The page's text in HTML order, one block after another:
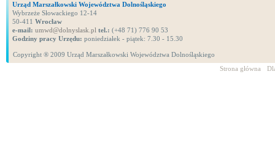
Urząd Marszałkowski Województwa Dolnośląskiego
Wybrzeże Słowackiego 12-14
50-411 Wrocław
e-mail: umwd@dolnyslask.pl tel.: (+48 71) 776 90 53
Godziny pracy Urzędu: poniedziałek - piątek: 7.30 - 15.30
Copyright ® 2009 Urząd Marszałkowski Województwa Dolnośląskiego
Strona główna